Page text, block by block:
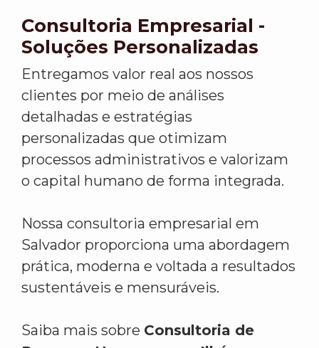
Consultoria Empresarial -
Soluções Personalizadas
Entregamos valor real aos nossos
clientes por meio de análises
detalhadas e estratégias
personalizadas que otimizam
processos administrativos e valorizam
o capital humano de forma integrada.
Nossa consultoria empresarial em
Salvador proporciona uma abordagem
prática, moderna e voltada a resultados
sustentáveis e mensuráveis.
Saiba mais sobre Consultoria de